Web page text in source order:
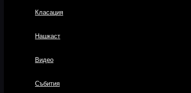
Класация
Нашкаст
Видео
Събития